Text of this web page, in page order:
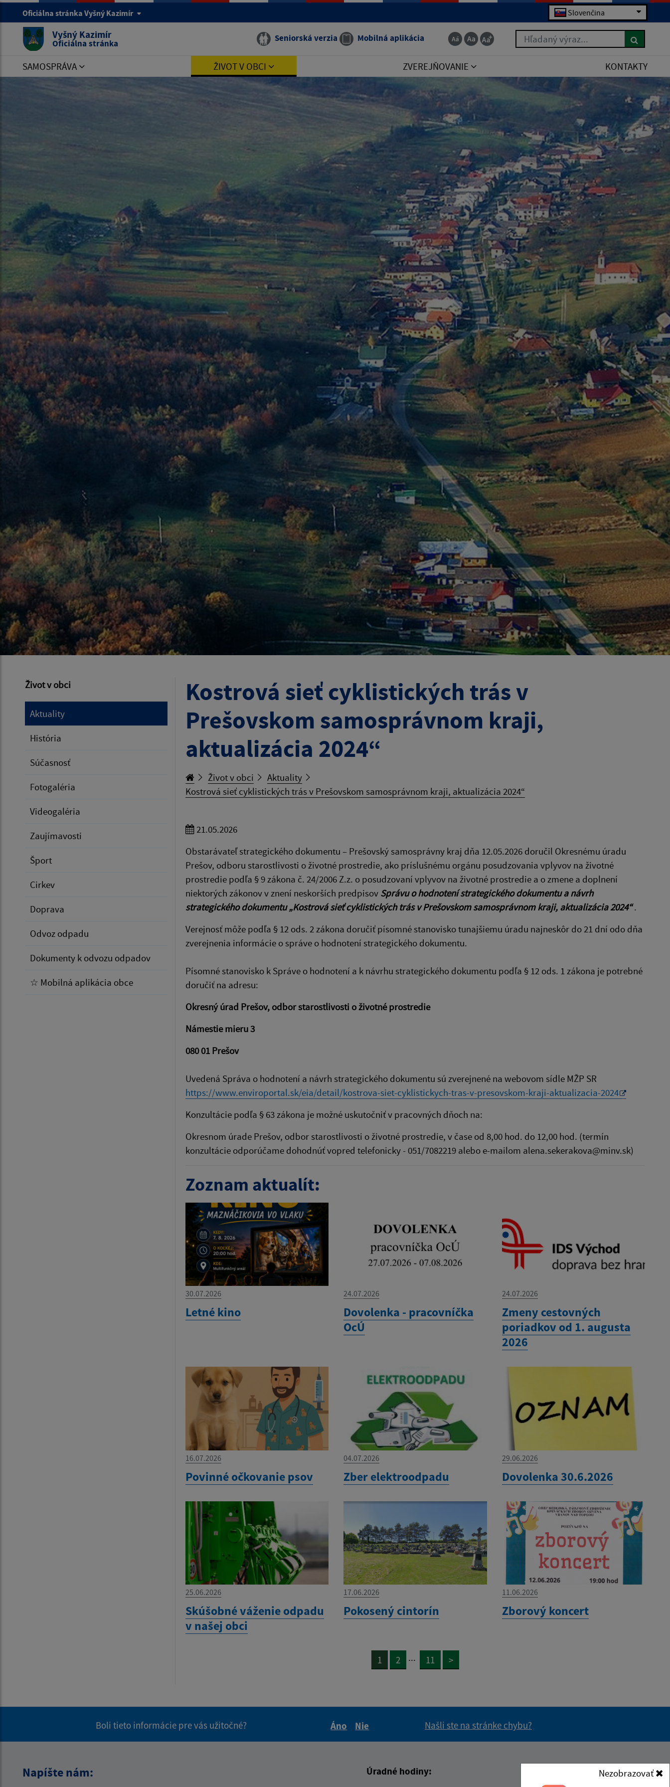
Nezobrazovať
Oficiálna stránka Vyšný Kazimír Slovenčina
Vyšný Kazimír
Oficiálna stránka Seniorská verzia Mobilná aplikácia Hľadaný výraz...
SAMOSPRÁVA ŽIVOT V OBCI ZVEREJŇOVANIE KONTAKTY
Život v obci
Aktuality
História
Súčasnosť
Fotogaléria
Videogaléria
Zaujímavosti
Šport
Cirkev
Doprava
Odvoz odpadu
Dokumenty k odvozu odpadov
☆ Mobilná aplikácia obce
Kostrová sieť cyklistických trás v
Prešovskom samosprávnom kraji,
aktualizácia 2024“
Život v obci
Aktuality
Kostrová sieť cyklistických trás v Prešovskom samosprávnom kraji, aktualizácia 2024“
21.05.2026
Obstarávateľ strategického dokumentu – Prešovský samosprávny kraj dňa 12.05.2026 doručil Okresnému úradu
Prešov, odboru starostlivosti o životné prostredie, ako príslušnému orgánu posudzovania vplyvov na životné
prostredie podľa § 9 zákona č. 24/2006 Z.z. o posudzovaní vplyvov na životné prostredie a o zmene a doplnení
niektorých zákonov v znení neskorších predpisov Správu o hodnotení strategického dokumentu a návrh
strategického dokumentu „Kostrová sieť cyklistických trás v Prešovskom samosprávnom kraji, aktualizácia 2024“.
Verejnosť môže podľa § 12 ods. 2 zákona doručiť písomné stanovisko tunajšiemu úradu najneskôr do 21 dní odo dňa
zverejnenia informácie o správe o hodnotení strategického dokumentu.
Písomné stanovisko k Správe o hodnotení a k návrhu strategického dokumentu podľa § 12 ods. 1 zákona je potrebné
doručiť na adresu:
Okresný úrad Prešov, odbor starostlivosti o životné prostredie
Námestie mieru 3
080 01 Prešov
Uvedená Správa o hodnotení a návrh strategického dokumentu sú zverejnené na webovom sídle MŽP SR
https://www.enviroportal.sk/eia/detail/kostrova-siet-cyklistickych-tras-v-presovskom-kraji-aktualizacia-2024
Konzultácie podľa § 63 zákona je možné uskutočniť v pracovných dňoch na:
Okresnom úrade Prešov, odbor starostlivosti o životné prostredie, v čase od 8,00 hod. do 12,00 hod. (termín
konzultácie odporúčame dohodnúť vopred telefonicky - 051/7082219 alebo e-mailom alena.sekerakova@minv.sk)
Zoznam aktualít:
30.07.2026
Letné kino
24.07.2026
Dovolenka - pracovníčka
OcÚ
24.07.2026
Zmeny cestovných
poriadkov od 1. augusta
2026
16.07.2026
Povinné očkovanie psov
04.07.2026
Zber elektroodpadu
29.06.2026
Dovolenka 30.6.2026
25.06.2026
Skúšobné váženie odpadu
v našej obci
17.06.2026
Pokosený cintorín
11.06.2026
Zborový koncert
1 2 ... 11 >
Boli tieto informácie pre vás užitočné?
Áno
Nie
Našli ste na stránke chybu?
Napíšte nám: Úradné hodiny: